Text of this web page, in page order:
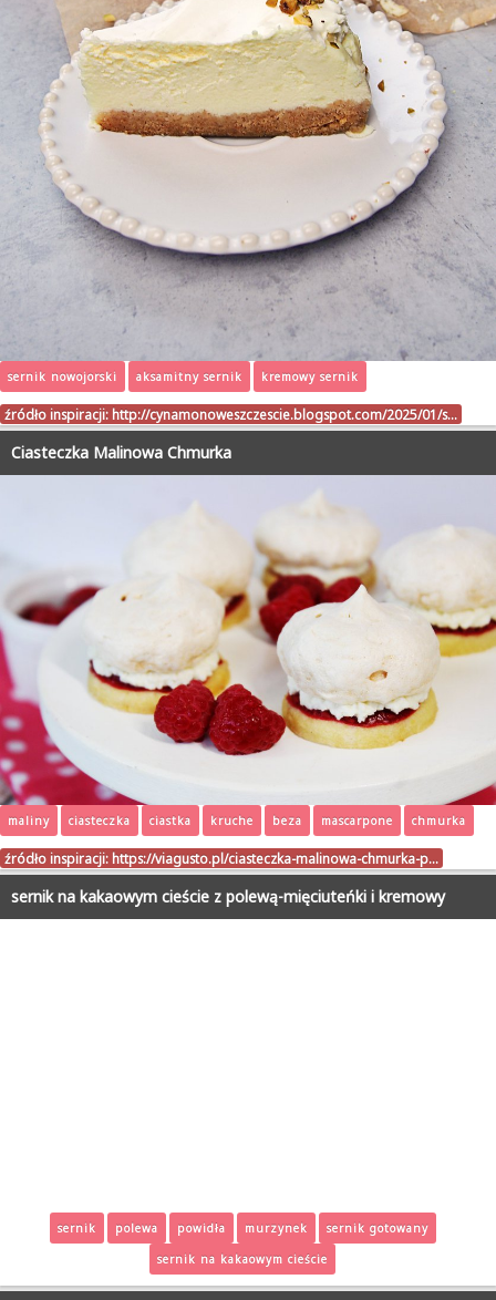
sernik nowojorski aksamitny sernik kremowy sernik
źródło inspiracji: http://cynamonoweszczescie.blogspot.com/2025/01/s…
Ciasteczka Malinowa Chmurka
maliny ciasteczka ciastka kruche beza mascarpone chmurka
źródło inspiracji: https://viagusto.pl/ciasteczka-malinowa-chmurka-p…
sernik na kakaowym cieście z polewą-mięciuteńki i kremowy
sernik polewa powidła murzynek
sernik gotowany
sernik na kakaowym cieście